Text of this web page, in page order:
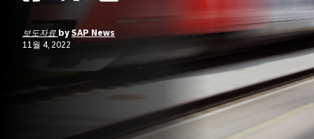
보도자료 by SAP News
11월 4, 2022